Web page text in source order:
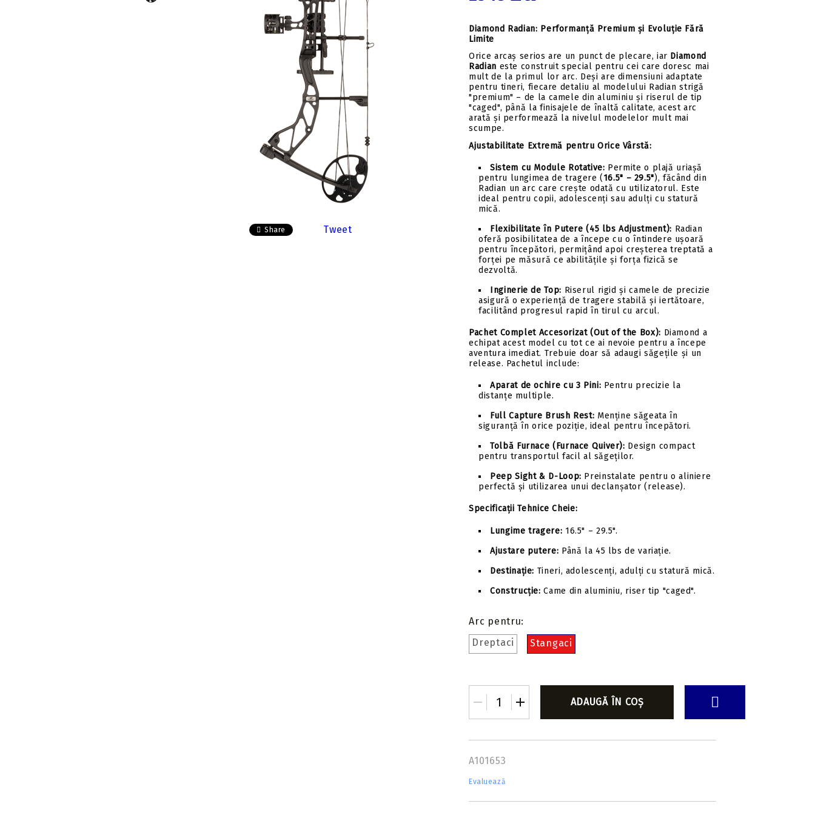
Insert-uri săgeți
Pene săgeți
Tolbe & huse sageti
Mecanisme incarcare
Componente
Share Tweet
Diamond Radian: Performanță Premium și Evoluție Fără
Limite
Orice arcaș serios are un punct de plecare, iar Diamond
Radian este construit special pentru cei care doresc mai
mult de la primul lor arc. Deși are dimensiuni adaptate
pentru tineri, fiecare detaliu al modelului Radian strigă
"premium" – de la camele din aluminiu și riserul de tip
"caged", până la finisajele de înaltă calitate, acest arc
arată și performează la nivelul modelelor mult mai
scumpe.
Ajustabilitate Extremă pentru Orice Vârstă:
Sistem cu Module Rotative: Permite o plajă uriașă
pentru lungimea de tragere (16.5" – 29.5"), făcând din
Radian un arc care crește odată cu utilizatorul. Este
ideal pentru copii, adolescenți sau adulți cu statură
mică.
Flexibilitate în Putere (45 lbs Adjustment): Radian
oferă posibilitatea de a începe cu o întindere ușoară
pentru începători, permițând apoi creșterea treptată a
forței pe măsură ce abilitățile și forța fizică se
dezvoltă.
Inginerie de Top: Riserul rigid și camele de precizie
asigură o experiență de tragere stabilă și iertătoare,
facilitând progresul rapid în tirul cu arcul.
Pachet Complet Accesorizat (Out of the Box): Diamond a
echipat acest model cu tot ce ai nevoie pentru a începe
aventura imediat. Trebuie doar să adaugi săgețile și un
release. Pachetul include:
Aparat de ochire cu 3 Pini: Pentru precizie la
distanțe multiple.
Full Capture Brush Rest: Menține săgeata în
siguranță în orice poziție, ideal pentru începători.
Tolbă Furnace (Furnace Quiver): Design compact
pentru transportul facil al săgeților.
Peep Sight & D-Loop: Preinstalate pentru o aliniere
perfectă și utilizarea unui declanșator (release).
Specificații Tehnice Cheie:
Lungime tragere: 16.5" – 29.5".
Ajustare putere: Până la 45 lbs de variație.
Destinație: Tineri, adolescenți, adulți cu statură mică.
Construcție: Came din aluminiu, riser tip "caged".
Arc pentru:
Dreptaci
Stangaci
A101653
Evaluează